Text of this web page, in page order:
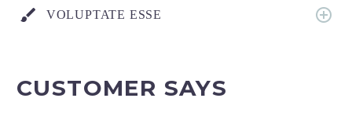
VOLUPTATE ESSE
CUSTOMER SAYS